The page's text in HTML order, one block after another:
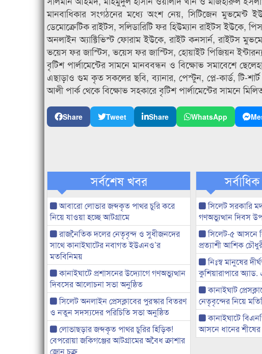
মানবাধিকার সংগঠনের মধ্যে অংশ নেয়, সিটিজেন মুভমেন্ট
ডেমোক্রেটিক রাইটস, সলিডারিটি ফর হিউম্যান রাইটস ইউকে,
অনলাইন অ্যাক্টিভিস্ট ফোরাম ইউকে, রাইট কনসার্ন, রাইটস
ভয়েস ফর জাস্টিস, ভয়েস ফর জাস্টিস, হোয়াইট পিজিয়ন
বৃটিশ পার্লামেন্টের সামনে মানববন্ধন ও বিক্ষোভ সমাবেশে
এছাড়াও গুম কৃত সকলের ছবি, ব্যানার, পেস্টুন, প্লে-কার্ড, টি-
আলী পার্ক থেকে বিক্ষোভ সহকারে বৃটিশ পার্লামেন্টের সামনে
Share Tweet Share WhatsApp
সর্বশেষ খবর
আবারো লোভার জব্দকৃত পাথর চুরি করে
নিয়ে যাওয়া হচ্ছে আটগ্রামে
রাজনৈতিক দলের নেতৃবৃন্দ ও সুধীজনদের
সাথে কানাইঘাটের নবাগত ইউএনও’র
মতবিনিময়
কানাইঘাটে প্রশাসনের উদ্যোগে গণঅভ্যুত্থান
দিবসের আলোচনা সভা অনুষ্ঠিত
সিলেট অনলাইন প্রেসক্লাবের পুরস্কার বিতরণ
ও নতুন সদস্যদের পরিচিতি সভা অনুষ্ঠিত
লোভাছড়ার জব্দকৃত পাথর চুরির হিড়িক!
বেপরোয়া জকিগঞ্জের আটগ্রামের অবৈধ ক্রাশার
জোন চক্র
সিলেট সরকারি
গণঅভ্যুত্থান দিবস
সিলেট-৫ আসনে
প্রত্যাশী আশিক
নিঃস্ব মানুষের
কুশিয়ারাপারে
কানাইঘাট
নেতৃবৃন্দের নিয়ে
কানাইঘাটে
আসনে ধানের শীষের